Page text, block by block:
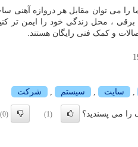
ما را می توان مقابل هر دروازه
برقی ، محل زندگی خود را ایمن تر
و کمک فنی رایگان هستند.
, سایت , سیستم , شركت
می پسندید؟ (1)
(0)